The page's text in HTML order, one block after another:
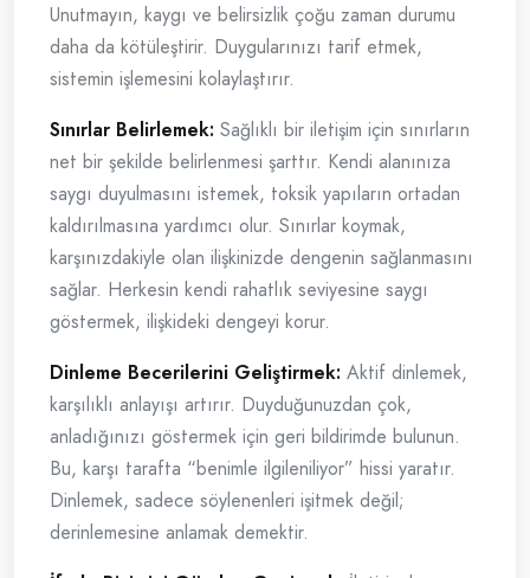
Unutmayın, kaygı ve belirsizlik çoğu zaman durumu
daha da kötüleştirir. Duygularınızı tarif etmek,
sistemin işlemesini kolaylaştırır.
Sınırlar Belirlemek: Sağlıklı bir iletişim için sınırların
net bir şekilde belirlenmesi şarttır. Kendi alanınıza
saygı duyulmasını istemek, toksik yapıların ortadan
kaldırılmasına yardımcı olur. Sınırlar koymak,
karşınızdakiyle olan ilişkinizde dengenin sağlanmasını
sağlar. Herkesin kendi rahatlık seviyesine saygı
göstermek, ilişkideki dengeyi korur.
Dinleme Becerilerini Geliştirmek: Aktif dinlemek,
karşılıklı anlayışı artırır. Duyduğunuzdan çok,
anladığınızı göstermek için geri bildirimde bulunun.
Bu, karşı tarafta “benimle ilgileniliyor” hissi yaratır.
Dinlemek, sadece söylenenleri işitmek değil;
derinlemesine anlamak demektir.